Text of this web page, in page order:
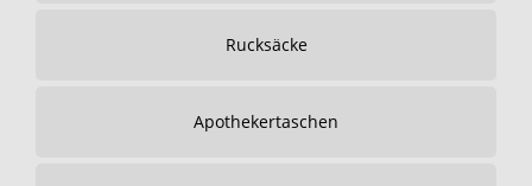
Rucksäcke
Apothekertaschen